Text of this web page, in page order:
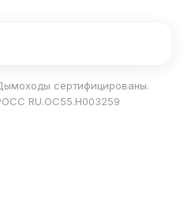
сертифицированы.
RU.ОС55.Н003259